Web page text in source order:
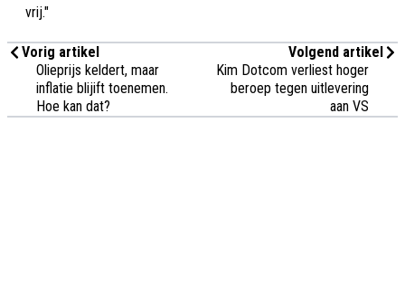
vrij."
Vorig artikel
Olieprijs keldert, maar
inflatie blijift toenemen.
Hoe kan dat?
Volgend artikel
Kim Dotcom verliest hoger
beroep tegen uitlevering
aan VS